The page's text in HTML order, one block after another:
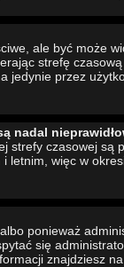
ale być może
strefę
jedynie przez
nadal
strefy czasowej
letnim, więc w
ponieważ
się
znajdziesz